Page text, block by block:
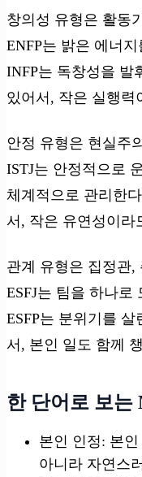
창의성 유형은 활동
ENFP는 밝은 에너
INFP는 독창성을 발
있어서, 작은 실행력
안정 유형은 현실주
ISTJ는 안정적으로
체계적으로 관리한
서, 작은 유연성이라
관계 유형은 집정관,
ESFJ는 팀을 하나로
ESFP는 분위기를
서, 본인 일도 함께
한 단어로 보
본인 인정: 본
아니라 자연스